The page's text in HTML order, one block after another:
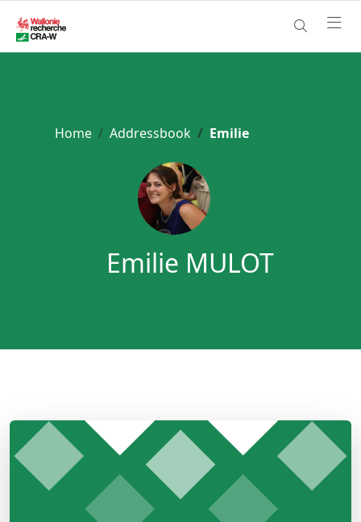
Home Addressbook Emilie
Emilie MULOT